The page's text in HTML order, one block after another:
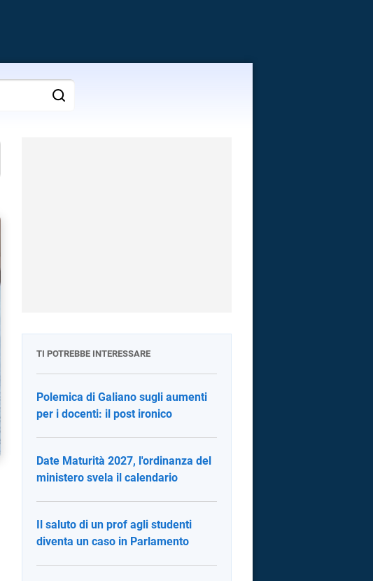
TI POTREBBE INTERESSARE
Polemica di Galiano sugli aumenti
per i docenti: il post ironico
Date Maturità 2027, l'ordinanza del
ministero svela il calendario
Il saluto di un prof agli studenti
diventa un caso in Parlamento